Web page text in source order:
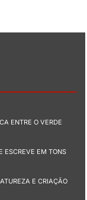
ENTRE O VERDE
ESCREVE EM TONS
E CRIAÇÃO